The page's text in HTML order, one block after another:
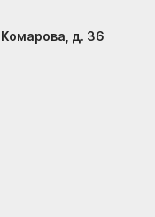
д. 36